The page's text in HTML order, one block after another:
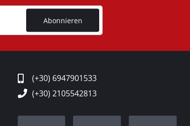
Abonnieren
(+30) 6947901533
(+30) 2105542813